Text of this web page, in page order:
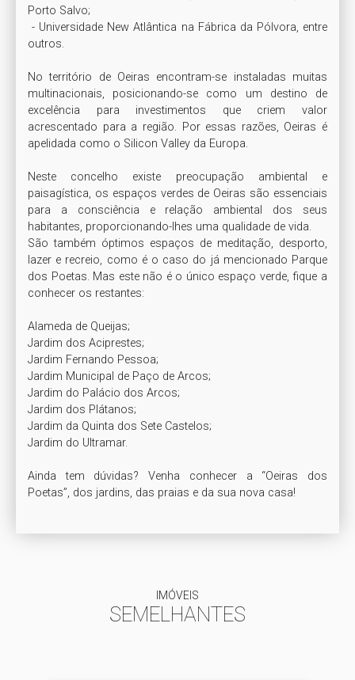
Porto Salvo;
- Universidade New Atlântica na Fábrica da Pólvora, entre
outros.
No território de Oeiras encontram-se instaladas muitas
multinacionais, posicionando-se como um destino de
excelência para investimentos que criem valor
acrescentado para a região. Por essas razões, Oeiras é
apelidada como o Silicon Valley da Europa.
Neste concelho existe preocupação ambiental e
paisagística, os espaços verdes de Oeiras são essenciais
para a consciência e relação ambiental dos seus
habitantes, proporcionando-lhes uma qualidade de vida.
São também óptimos espaços de meditação, desporto,
lazer e recreio, como é o caso do já mencionado Parque
dos Poetas. Mas este não é o único espaço verde, fique a
conhecer os restantes:
Alameda de Queijas;
Jardim dos Aciprestes;
Jardim Fernando Pessoa;
Jardim Municipal de Paço de Arcos;
Jardim do Palácio dos Arcos;
Jardim dos Plátanos;
Jardim da Quinta dos Sete Castelos;
Jardim do Ultramar.
Ainda tem dúvidas? Venha conhecer a “Oeiras dos
Poetas”, dos jardins, das praias e da sua nova casa!
IMÓVEIS
SEMELHANTES